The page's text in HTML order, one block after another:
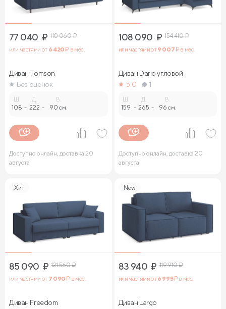
77 040 ₽ 110 060₽
или частями от 6 420₽ в мес.
Диван Tomson
Без оценок
108 -
Д.
222 -
В.
90 см.
Доступно онлайн, доставка 20
августа
108 090 ₽ 154 410₽
или частями от9 007₽ в мес.
Диван Dario угловой
5.0
1
159 -
Д.
265 -
В.
96 см.
Доступно онлайн, доставка 20
августа
Хит
85 090 ₽ 121 560₽
или частями от 7 090₽ в мес.
Диван Freedom
New
83 940 ₽ 119 910₽
или частями от6 995₽ в мес.
Диван Largo